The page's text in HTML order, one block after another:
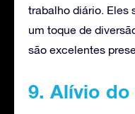
trabalho diário. Eles
um toque de
são excelentes
9. Alívio